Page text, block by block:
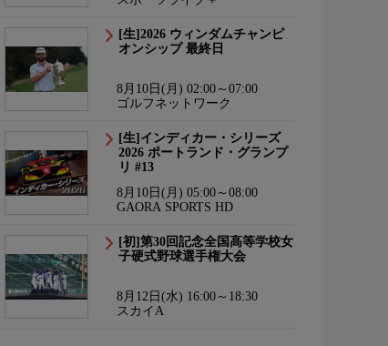
[生]2026 ウィンダムチャンピ
オンシップ 最終日
8月10日(月) 02:00～07:00
ゴルフネットワーク
[生]インディカー・シリーズ
2026 ポートランド・グランプ
リ #13
8月10日(月) 05:00～08:00
GAORA SPORTS HD
[初]第30回記念全国高等学校女
子硬式野球選手権大会
8月12日(水) 16:00～18:30
スカイA